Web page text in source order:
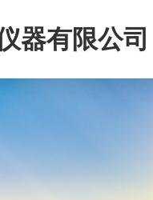
器有限公司